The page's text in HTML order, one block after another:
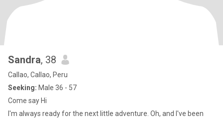
Sandra, 38
Callao, Callao, Peru
Seeking: Male 36 - 57
Come say Hi
I'm always ready for the next little adventure. Oh, and I've been